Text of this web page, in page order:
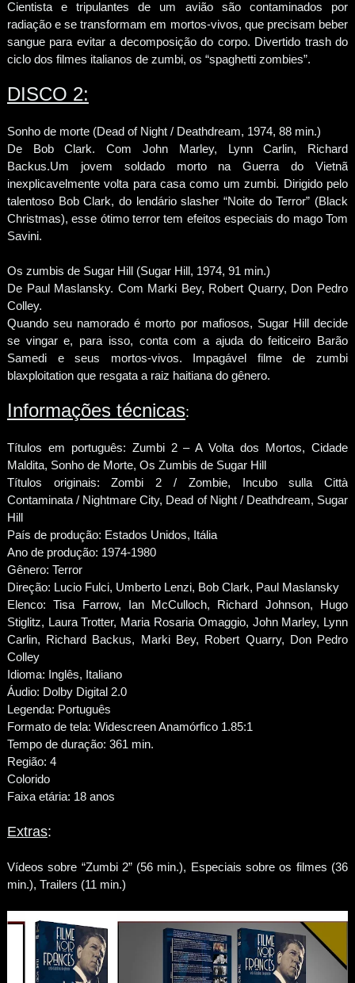
Cientista e tripulantes de um avião são contaminados por
radiação e se transformam em mortos-vivos, que precisam beber
sangue para evitar a decomposição do corpo. Divertido trash do
ciclo dos filmes italianos de zumbi, os “spaghetti zombies”.
DISCO 2:
Sonho de morte (Dead of Night / Deathdream, 1974, 88 min.)
De Bob Clark. Com John Marley, Lynn Carlin, Richard
Backus.Um jovem soldado morto na Guerra do Vietnã
inexplicavelmente volta para casa como um zumbi. Dirigido pelo
talentoso Bob Clark, do lendário slasher “Noite do Terror” (Black
Christmas), esse ótimo terror tem efeitos especiais do mago Tom
Savini.
Os zumbis de Sugar Hill (Sugar Hill, 1974, 91 min.)
De Paul Maslansky. Com Marki Bey, Robert Quarry, Don Pedro
Colley.
Quando seu namorado é morto por mafiosos, Sugar Hill decide
se vingar e, para isso, conta com a ajuda do feiticeiro Barão
Samedi e seus mortos-vivos. Impagável filme de zumbi
blaxploitation que resgata a raiz haitiana do gênero.
Informações técnicas:
Títulos em português: Zumbi 2 – A Volta dos Mortos, Cidade
Maldita, Sonho de Morte, Os Zumbis de Sugar Hill
Títulos originais: Zombi 2 / Zombie, Incubo sulla Città
Contaminata / Nightmare City, Dead of Night / Deathdream, Sugar
Hill
País de produção: Estados Unidos, Itália
Ano de produção: 1974-1980
Gênero: Terror
Direção: Lucio Fulci, Umberto Lenzi, Bob Clark, Paul Maslansky
Elenco: Tisa Farrow, Ian McCulloch, Richard Johnson, Hugo
Stiglitz, Laura Trotter, Maria Rosaria Omaggio, John Marley, Lynn
Carlin, Richard Backus, Marki Bey, Robert Quarry, Don Pedro
Colley
Idioma: Inglês, Italiano
Áudio: Dolby Digital 2.0
Legenda: Português
Formato de tela: Widescreen Anamórfico 1.85:1
Tempo de duração: 361 min.
Região: 4
Colorido
Faixa etária: 18 anos
Extras:
Vídeos sobre “Zumbi 2” (56 min.), Especiais sobre os filmes (36
min.), Trailers (11 min.)